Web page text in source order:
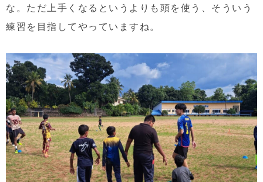
な。ただ上手くなるというよりも頭を使う、そういう
練習を目指してやっていますね。